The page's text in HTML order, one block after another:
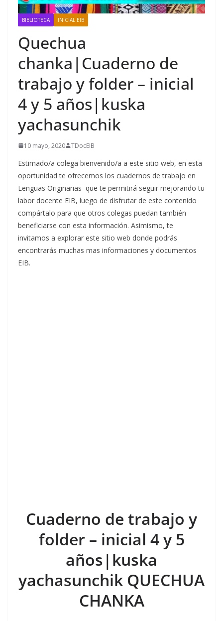
BIBLIOTECA INICIAL EIB
Quechua
chanka|Cuaderno de
trabajo y folder – inicial
4 y 5 años|kuska
yachasunchik
10 mayo, 2020 TDocEIB
Estimado/a colega bienvenido/a a este sitio web, en esta
oportunidad te ofrecemos los cuadernos de trabajo en
Lenguas Originarias que te permitirá seguir mejorando tu
labor docente EIB, luego de disfrutar de este contenido
compártalo para que otros colegas puedan también
beneficiarse con esta información. Asimismo, te
invitamos a explorar este sitio web donde podrás
encontrarás muchas mas informaciones y documentos
EIB.
Cuaderno de trabajo y
folder – inicial 4 y 5
años|kuska
yachasunchik QUECHUA
CHANKA